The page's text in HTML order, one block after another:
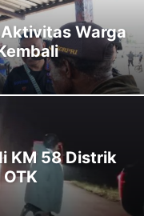
SELATAN SOSIAL
KAMPUNG SUPIORI
TELUK BINTUNI
WAMENA
Warga
KM 58 Distrik